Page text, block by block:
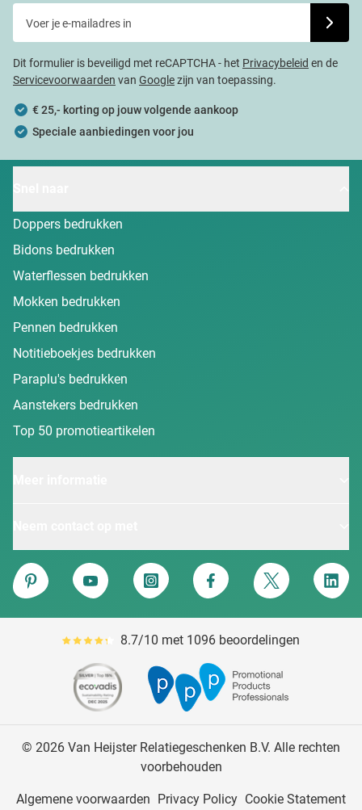
Dit formulier is beveiligd met reCAPTCHA - het Privacybeleid en de
Servicevoorwaarden van Googlezijn van toepassing.
€ 25,- korting op jouw volgende aankoop
Speciale aanbiedingen voor jou
Doppers bedrukken
Bidons bedrukken
Waterflessen bedrukken
Mokken bedrukken
Pennen bedrukken
Notitieboekjes bedrukken
Paraplu's bedrukken
Aanstekers bedrukken
Top 50 promotieartikelen
Van Heijster
Pinterest
YouTube Instagram Facebook Twitter
Gemiddeld reviewpercentage is 87
8.7/10 met 1096 beoordelingen
© 2026 Van Heijster Relatiegeschenken B.V. Alle rechten
voorbehouden
Algemene voorwaarden Privacy Policy Cookie Statement